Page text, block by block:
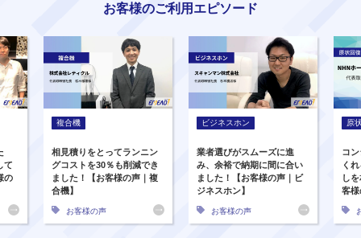
お客様のご利用エピソード
て
の
複合機
相見積りをとってランニン
グコストを30％も削減でき
ました！【お客様の声｜複
合機】
お客様の声
ビジネスホン
業者選びがスムーズに進
み、余裕で納期に間に合い
ました！【お客様の声｜ビ
ジネスホン】
お客様の声
原
コ
く
し
客